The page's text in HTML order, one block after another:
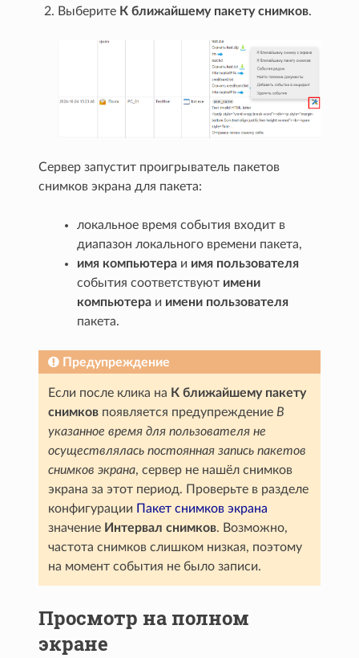
Выберите К ближайшему пакету снимков.
Сервер запустит проигрыватель пакетов
снимков экрана для пакета:
локальное время события входит в
диапазон локального времени пакета,
имя компьютера и имя пользователя
события соответствуют имени
компьютера и имени пользователя
пакета.
Предупреждение
Если после клика на К ближайшему пакету
снимков появляется предупреждение В
указанное время для пользователя не
осуществлялась постоянная запись пакетов
снимков экрана, сервер не нашёл снимков
экрана за этот период. Проверьте в разделе
конфигурации Пакет снимков экрана
значение Интервал снимков. Возможно,
частота снимков слишком низкая, поэтому
на момент события не было записи.
Просмотр на полном
экране